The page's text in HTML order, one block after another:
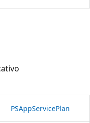
PSAppServicePlan